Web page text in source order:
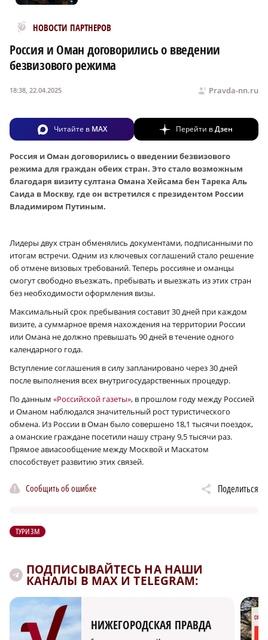
НОВОСТИ ПАРТНЕРОВ
Новости МирТесен
Россия и Оман договорились о введении
безвизового режима
Pravda-nn.ru
18:38, 22.04.2025
Читайте в MAX Перейти вДзен
Россия и Оман договорились о введении безвизового
режима для граждан обеих стран. Это стало возможным
благодаря визиту султана Омана Хейсама бен Тарека Аль
Саида в Москву, где он встретился с президентом России
Владимиром Путиным.
Лидеры двух стран обменялись документами, подписанными по
итогам встречи. Одним из ключевых соглашений стало решение
об отмене визовых требований. Теперь россияне и оманцы
смогут свободно въезжать, пребывать и выезжать из этих стран
без необходимости оформления визы.
Максимальный срок пребывания составит 30 дней при каждом
визите, а суммарное время нахождения на территории России
или Омана не должно превышать 90 дней в течение одного
календарного года.
Вступление соглашения в силу запланировано через 30 дней
после выполнения всех внутригосударственных процедур.
По данным «Российской газеты», в прошлом году между Россией
и Оманом наблюдался значительный рост туристического
обмена. Из России в Оман было совершено 18,1 тысячи поездок,
а оманские граждане посетили нашу страну 9,5 тысячи раз.
Прямое авиасообщение между Москвой и Маскатом
способствует развитию этих связей.
Сообщить об ошибке Поделиться
ТУРИЗМ
ПОДПИСЫВАЙТЕСЬ НА НАШИ
КАНАЛЫ В MAX И TELEGRAM:
НИЖЕГОРОДСКАЯ ПРАВДА